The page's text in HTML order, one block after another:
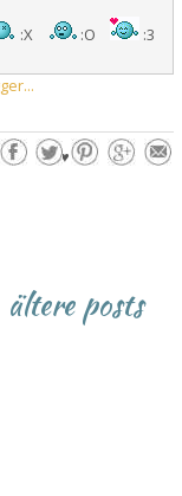
:X :O
:3
♥
ältere posts